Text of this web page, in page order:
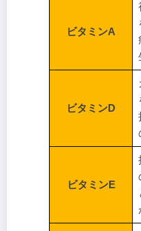
ビタミンA
ビタミンD
ビタミンE